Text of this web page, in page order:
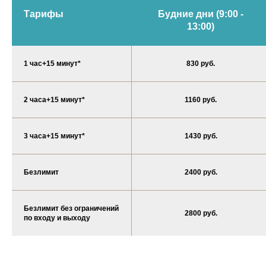
Тарифы
Будние дни (9:00 -
13:00)
1 час+15 минут* 830 руб.
2 часа+15 минут* 1160 руб.
3 часа+15 минут* 1430 руб.
Безлимит 2400 руб.
Безлимит без ограничений
по входу и выходу
2800 руб.